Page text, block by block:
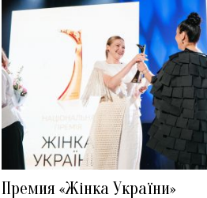
Премия «Жінка України»